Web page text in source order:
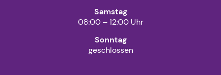
Samstag
08:00 – 12:00 Uhr
Sonntag
geschlossen